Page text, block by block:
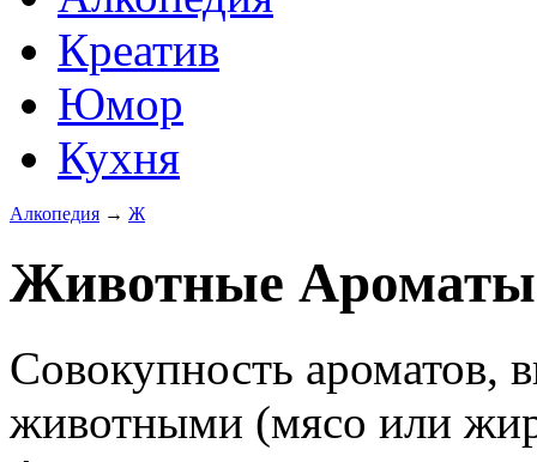
Креатив
Юмор
Кухня
Алкопедия → Ж
Животные Ароматы
Совокупность ароматов,
животными (мясо или